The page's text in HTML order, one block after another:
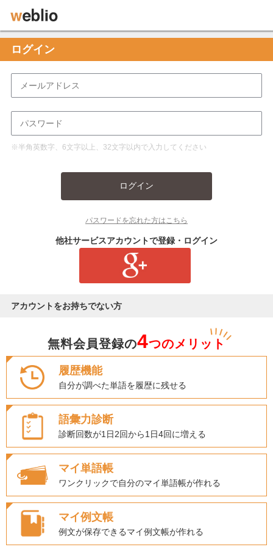
ログイン
※半角英数字、6文字以上、32文字以内で入力してください
ログイン
パスワードを忘れた方はこちら
他社サービスアカウントで登録・ログイン
アカウントをお持ちでない方
無料会員登録の4つのメリット
履歴機能
自分が調べた単語を履歴に残せる
語彙力診断
診断回数が1日2回から1日4回に増える
マイ単語帳
ワンクリックで自分のマイ単語帳が作れる
マイ例文帳
例文が保存できるマイ例文帳が作れる